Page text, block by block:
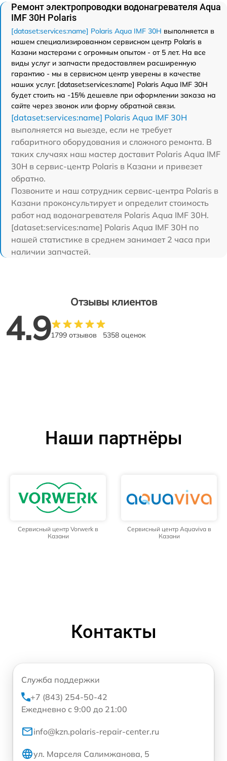
Ремонт электропроводки водонагревателя Aqua
IMF 30H Polaris
[dataset:services:name] Polaris Aqua IMF 30H выполняется в
нашем специализированном сервисном центр Polaris в
Казани мастерами с огромным опытом - от 5 лет. На все
виды услуг и запчасти предоставляем расширенную
гарантию - мы в сервисном центр уверены в качестве
наших услуг. [dataset:services:name] Polaris Aqua IMF 30H
будет стоить на -15% дешевле при оформлении заказа на
сайте через звонок или форму обратной связи.
[dataset:services:name] Polaris Aqua IMF 30H
выполняется на выезде, если не требует
габаритного оборудования и сложного ремонта. В
таких случаях наш мастер доставит Polaris Aqua IMF
30H в сервис-центр Polaris в Казани и привезет
обратно.
Позвоните и наш сотрудник сервис-центра Polaris в
Казани проконсультирует и определит стоимость
работ над водонагревателя Polaris Aqua IMF 30H.
[dataset:services:name] Polaris Aqua IMF 30H по
нашей статистике в среднем занимает 2 часа при
наличии запчастей.
Отзывы клиентов
4.91799 отзывов 5358 оценок
Наши партнёры
Сервисный центр Vorwerk в
Казани
Сервисный центр Aquaviva в
Казани
Контакты
Служба поддержки
+7 (843) 254-50-42
Ежедневно с 9:00 до 21:00
info@kzn.polaris-repair-center.ru
ул. Марселя Салимжанова, 5